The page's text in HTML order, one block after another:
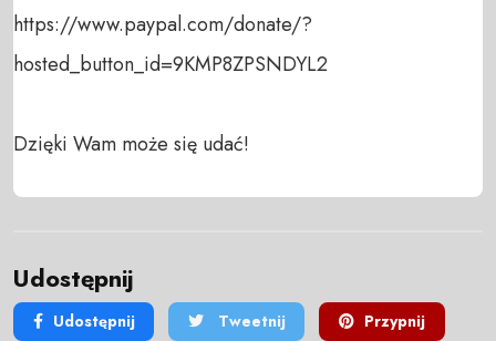
https://www.paypal.com/donate/?
hosted_button_id=9KMP8ZPSNDYL2
Dzięki Wam może się udać!
Udostępnij
Udostępnij Tweetnij Przypnij